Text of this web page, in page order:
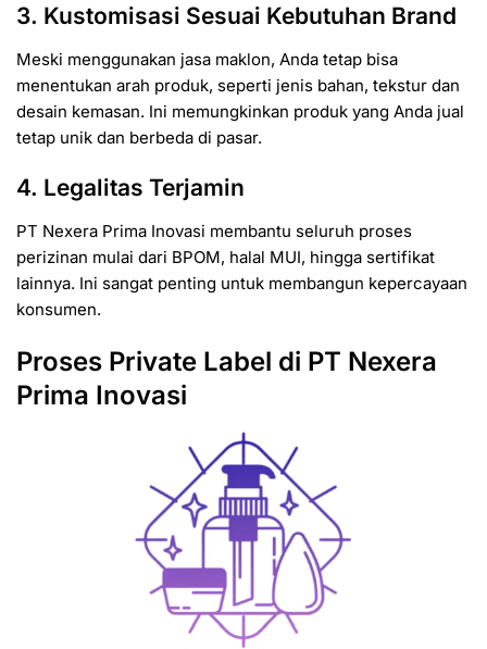
3. Kustomisasi Sesuai Kebutuhan Brand
Meski menggunakan jasa maklon, Anda tetap bisa
menentukan arah produk, seperti jenis bahan, tekstur dan
desain kemasan. Ini memungkinkan produk yang Anda jual
tetap unik dan berbeda di pasar.
4. Legalitas Terjamin
PT Nexera Prima Inovasi membantu seluruh proses
perizinan mulai dari BPOM, halal MUI, hingga sertifikat
lainnya. Ini sangat penting untuk membangun kepercayaan
konsumen.
Proses Private Label di PT Nexera
Prima Inovasi